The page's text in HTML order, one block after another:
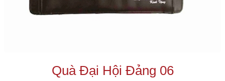
Quà Đại Hội Đảng 06